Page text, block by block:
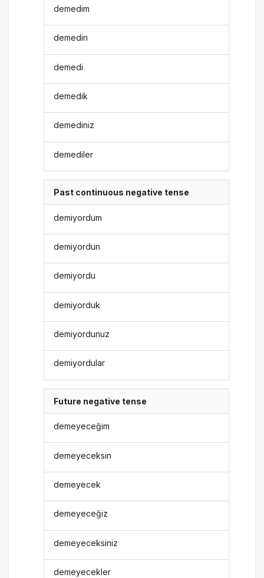
demedim
demedin
demedi
demedik
demediniz
demediler
Past continuous negative tense
demiyordum
demiyordun
demiyordu
demiyorduk
demiyordunuz
demiyordular
Future negative tense
demeyeceğim
demeyeceksin
demeyecek
demeyeceğiz
demeyeceksiniz
demeyecekler